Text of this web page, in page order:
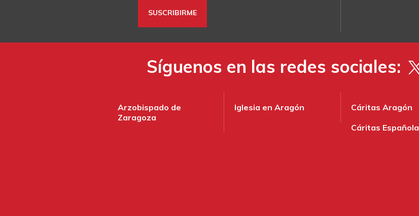
Síguenos en las redes sociales:
Arzobispado de
Zaragoza
Iglesia en Aragón
Cáritas Aragón
Cáritas Española